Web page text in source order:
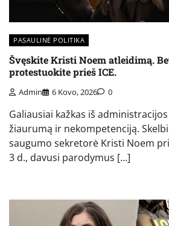
PASAULINĖ POLITIKA
Švęskite Kristi Noem atleidimą.
protestuokite prieš ICE.
Admin 6 Kovo, 2026 0
Galiausiai kažkas iš
žiaurumą ir nekompetenciją.
saugumo sekretorė Kristi Noem
3 d., davusi parodymus […]